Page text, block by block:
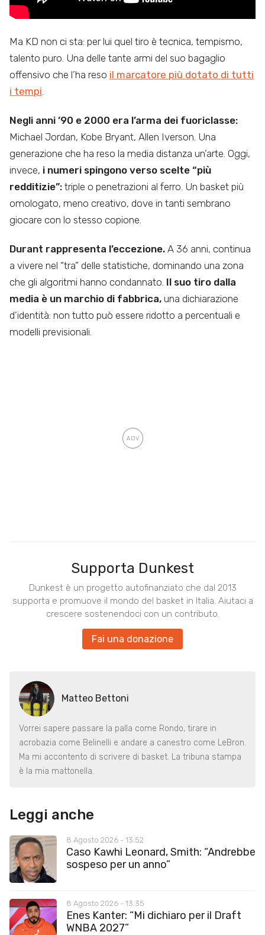
Ma KD non ci sta: per lui quel tiro è tecnica, tempismo,
talento puro. Una delle tante armi del suo bagaglio
offensivo che l’ha reso il marcatore più dotato di tutti
i tempi.
Negli anni ’90 e 2000 era l’arma dei fuoriclasse:
Michael Jordan, Kobe Bryant, Allen Iverson. Una
generazione che ha reso la media distanza un’arte. Oggi,
invece, i numeri spingono verso scelte “più
redditizie”: triple o penetrazioni al ferro. Un basket più
omologato, meno creativo, dove in tanti sembrano
giocare con lo stesso copione.
Durant rappresenta l’eccezione. A 36 anni, continua
a vivere nel “tra” delle statistiche, dominando una zona
che gli algoritmi hanno condannato. Il suo tiro dalla
media è un marchio di fabbrica, una dichiarazione
d’identità: non tutto può essere ridotto a percentuali e
modelli previsionali.
Supporta Dunkest
Dunkest è un progetto autofinanziato che dal 2013
supporta e promuove il mondo del basket in Italia. Aiutaci a
crescere sostenendoci con un contributo.
Fai una donazione
Matteo Bettoni
Vorrei sapere passare la palla come Rondo, tirare in
acrobazia come Belinelli e andare a canestro come LeBron.
Ma mi accontento di scrivere di basket. La tribuna stampa
è la mia mattonella.
Leggi anche
8 Agosto 2026 - 13:52
Caso Kawhi Leonard, Smith: “Andrebbe
sospeso per un anno”
8 Agosto 2026 - 13:35
Enes Kanter: “Mi dichiaro per il Draft
WNBA 2027”